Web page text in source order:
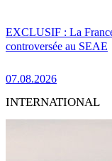
EXCLUSIF : La
controversée au SEAE
07.08.2026
INTERNATIONAL